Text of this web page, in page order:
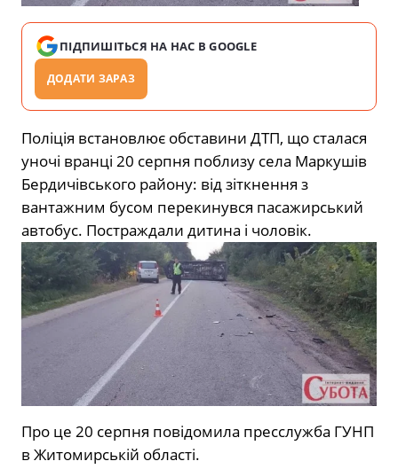
ПІДПИШІТЬСЯ НА НАС В GOOGLE
ДОДАТИ ЗАРАЗ
Поліція встановлює обставини ДТП, що сталася
уночі вранці 20 серпня поблизу села Маркушів
Бердичівського району: від зіткнення з
вантажним бусом перекинувся пасажирський
автобус. Постраждали дитина і чоловік.
Про це 20 серпня повідомила пресслужба ГУНП
в Житомирській області.